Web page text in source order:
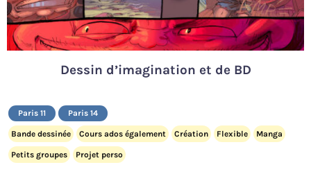
Dessin d’imagination et de BD
Paris 11 Paris 14
Bande dessinée Cours ados également Création Flexible Manga
Petits groupes Projet perso